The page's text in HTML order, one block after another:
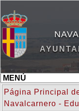
Página Principal
Navalcarnero -